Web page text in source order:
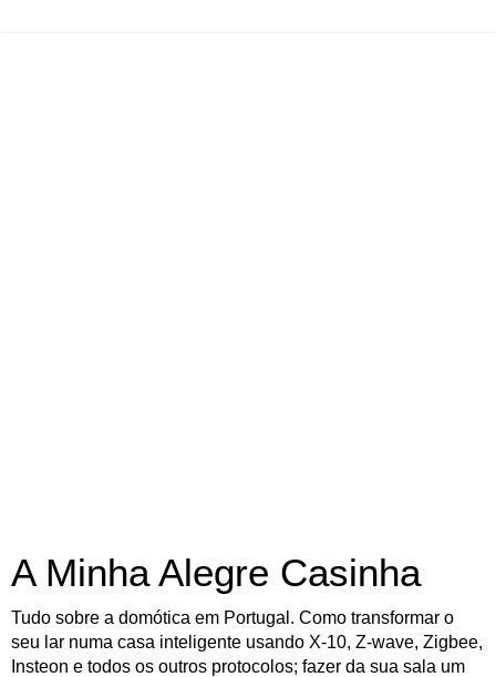
A Minha Alegre Casinha
Tudo sobre a domótica em Portugal. Como transformar o
seu lar numa casa inteligente usando X-10, Z-wave, Zigbee,
Insteon e todos os outros protocolos; fazer da sua sala um